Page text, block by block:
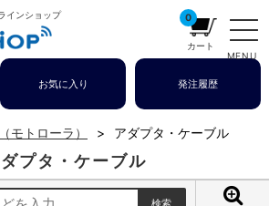
インショップ
MENU
0
カート
お気に入り 発注履歴
モトローラ） アダプタ・ケーブル
プタ・ケーブル